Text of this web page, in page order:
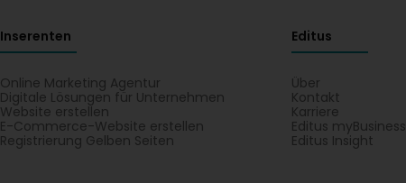
Inserenten
Online Marketing Agentur
Digitale Lösungen für Unternehmen
Website erstellen
E-Commerce-Website erstellen
Registrierung Gelben Seiten
Editus
Über
Kontakt
Karriere
Editus myBusiness
Editus Insight